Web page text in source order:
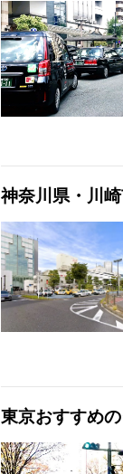
神奈川県・川
東京おすすめ